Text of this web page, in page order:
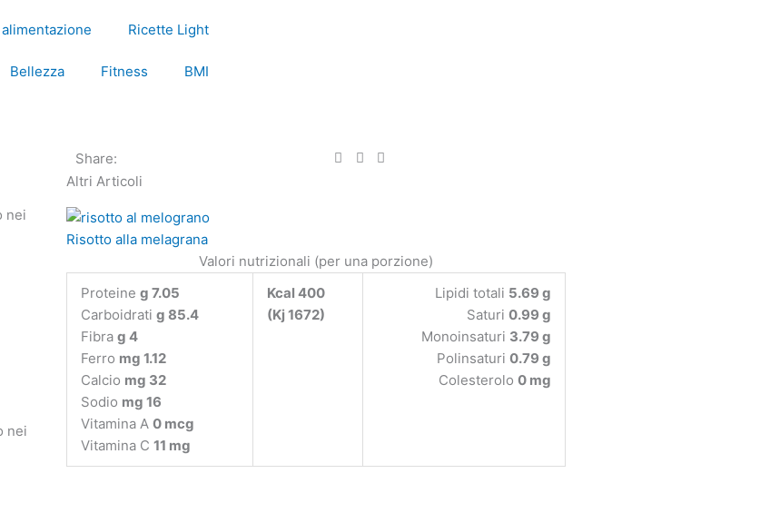
Ricette Light
Bellezza Fitness BMI
nei
nei
Share:
Altri Articoli
Risotto alla melagrana
Valori nutrizionali (per una porzione)
Proteine g 7.05
Carboidrati g 85.4
Fibra g 4
Ferro mg 1.12
Calcio mg 32
Sodio mg 16
Vitamina A 0 mcg
Vitamina C 11 mg
Kcal 400
(Kj 1672)
Lipidi totali 5.69 g
Saturi 0.99 g
Monoinsaturi 3.79 g
Polinsaturi 0.79 g
Colesterolo 0 mg